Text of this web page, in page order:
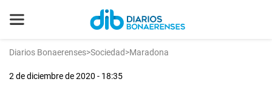
Diarios Bonaerenses>Sociedad>Maradona
2 de diciembre de 2020 - 18:35